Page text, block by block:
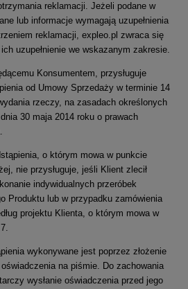
reklamacji. Jeżeli podane w
lub informacje wymagają uzupełnienia
reklamacji, expleo.pl zwraca się
uzupełnienie we wskazanym zakresie.
Konsumentem, przysługuje
od Umowy Sprzedaży w terminie 14
rzeczy, na zasadach określonych
30 maja 2014 roku o prawach
o którym mowa w punkcie
nie przysługuje, jeśli Klient zlecił
indywidualnych przeróbek
Produktu lub w przypadku zamówienia
projektu Klienta, o którym mowa w
wykonywane jest poprzez złożenie
na piśmie. Do zachowania
wysłanie oświadczenia przed jego